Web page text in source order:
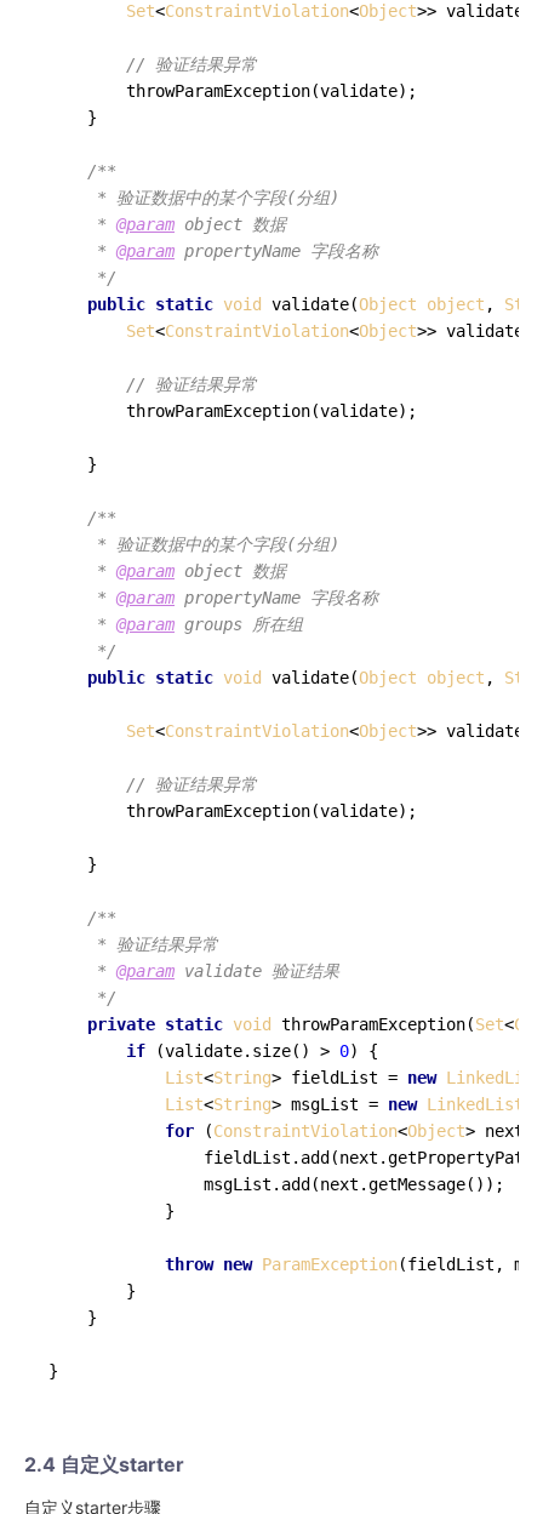
Set<ConstraintViolation<Object>> validate
// 验证结果异常
throwParamException(validate);
    }
/**
     * 验证数据中的某个字段(分组)
     *
@param object 数据
     *
@param propertyName 字段名称
     */
public static void validate(Object object ,
Set<ConstraintViolation<Object>> validate
// 验证结果异常
throwParamException(validate);
    }
/**
     * 验证数据中的某个字段(分组)
     *
@param object 数据
     *
@param propertyName 字段名称
     *
@param groups 所在组
     */
public static void validate(Object object ,
Set<ConstraintViolation<Object>> validate
// 验证结果异常
throwParamException(validate);
    }
/**
     * 验证结果异常
     *
@param validate 验证结果
     */
private static void throwParamException(Set<
if (validate. size() > 0) {
List<String> fieldList = new LinkedList
List<String> msgList = new LinkedList
for (ConstraintViolation<Object> next
                fieldList.
add (next.getPropertyPath
                msgList.
add (next.getMessage());
            }
throw new ParamException(fieldList,
        }
    }
2.4 自定义starter
自定义starter步骤